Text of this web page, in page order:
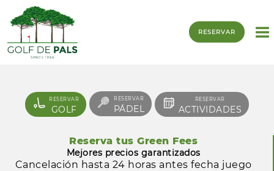
RESERVAR
RESERVAR
GOLF
RESERVAR
PÁDEL
RESERVAR
ACTIVIDADES
Reserva tus Green Fees
Mejores precios garantizados
Cancelación hasta 24 horas antes fecha juego